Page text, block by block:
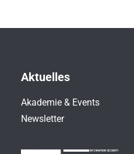
Aktuelles
Akademie & Events
Newsletter